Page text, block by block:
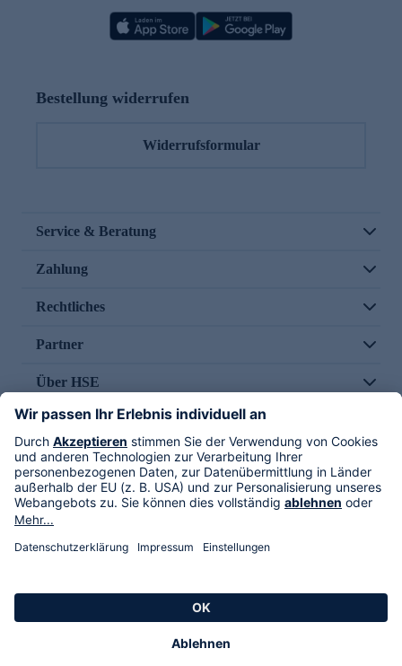
Bestellung widerrufen
Widerrufsformular
Service & Beratung
Zahlung
Rechtliches
Partner
Über HSE
Im TV
HSE International